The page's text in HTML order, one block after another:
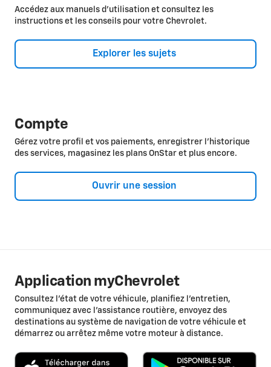
Accédez aux manuels d’utilisation et consultez les
instructions et les conseils pour votre Chevrolet.
Explorer les sujets
Compte
Gérez votre profil et vos paiements, enregistrer l’historique
des services, magasinez les plans OnStar et plus encore.
Ouvrir une session
Application myChevrolet
Consultez l’état de votre véhicule, planifiez l’entretien,
communiquez avec l’assistance routière, envoyez des
destinations au système de navigation de votre véhicule et
démarrez ou arrêtez même votre moteur à distance.